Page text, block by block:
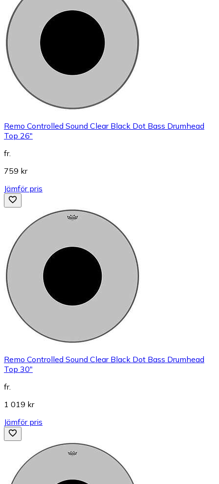
Remo Controlled Sound Clear Black Dot Bass Drumhead
Top 26"
fr.
759 kr
Jämför pris
Remo Controlled Sound Clear Black Dot Bass Drumhead
Top 30"
fr.
1 019 kr
Jämför pris